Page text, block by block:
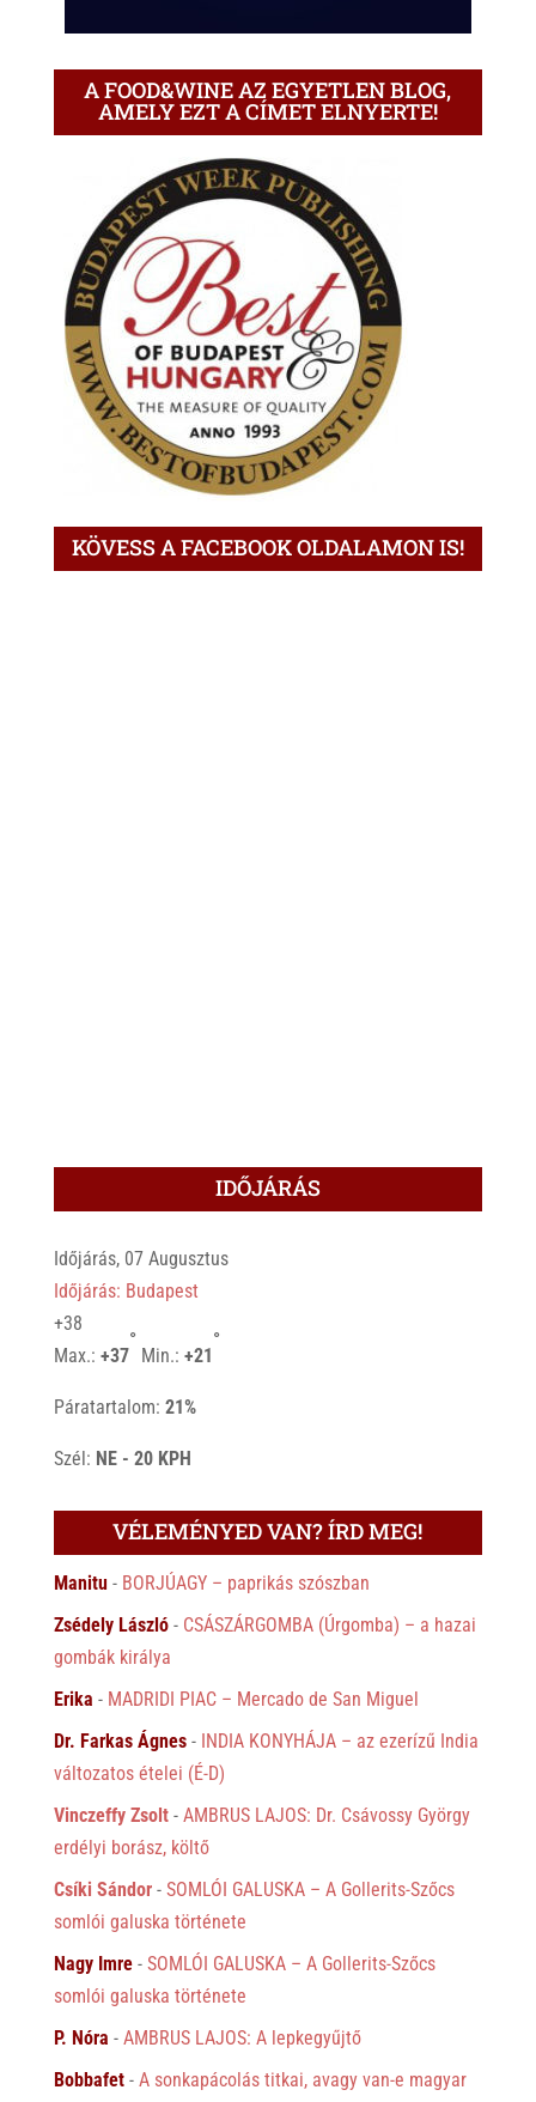
A FOOD&WINE AZ EGYETLEN BLOG,
AMELY EZT A CÍMET ELNYERTE!
KÖVESS A FACEBOOK OLDALAMON IS!
IDŐJÁRÁS
Időjárás, 07 Augusztus
Időjárás: Budapest
+38
Max.: +37
°
Min.: +21
°
Páratartalom: 21%
Szél: NE - 20 KPH
VÉLEMÉNYED VAN? ÍRD MEG!
Manitu- BORJÚAGY – paprikás szószban
Zsédely László- CSÁSZÁRGOMBA (Úrgomba) – a hazai
gombák királya
Erika - MADRIDI PIAC – Mercado de San Miguel
Dr. Farkas Ágnes- INDIA KONYHÁJA – az ezerízű India
változatos ételei (É-D)
Vinczeffy Zsolt- AMBRUS LAJOS: Dr. Csávossy György
erdélyi borász, költő
Csíki Sándor- SOMLÓI GALUSKA – A Gollerits-Szőcs
somlói galuska története
Nagy Imre- SOMLÓI GALUSKA – A Gollerits-Szőcs
somlói galuska története
P. Nóra - AMBRUS LAJOS: A lepkegyűjtő
Bobbafet- A sonkapácolás titkai, avagy van-e magyar